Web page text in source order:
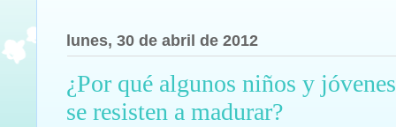
lunes, 30 de abril de 2012
¿Por qué algunos niños y
se resisten a madurar?